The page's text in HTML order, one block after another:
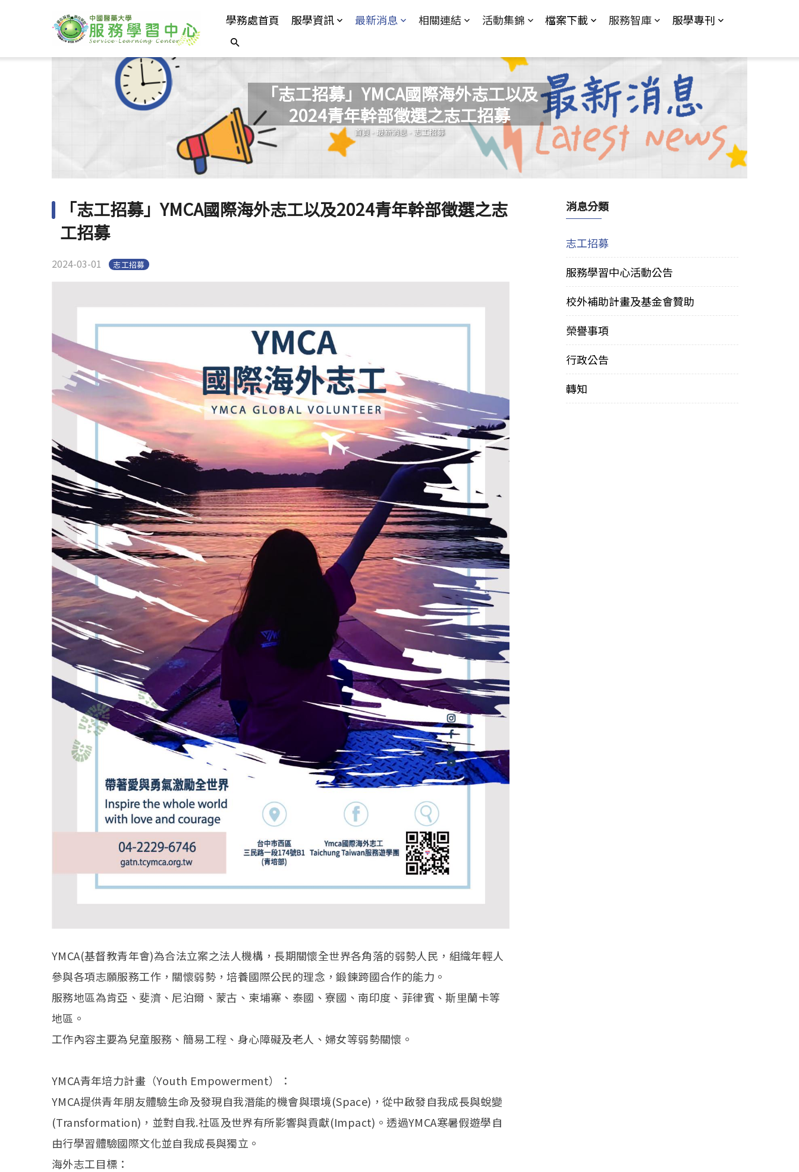
學務處首頁 服學資訊 最新消息 相關連結 活動集錦 檔案下載 服務智庫 服學專刊
「志工招募」YMCA國際海外志工以及
2024青年幹部徵選之志工招募
您在這裡
首頁 - 最新消息 - 志工招募
「志工招募」YMCA國際海外志工以及2024青年幹部徵選之志
工招募
2024-03-01 志工招募
YMCA(基督教青年會)為合法立案之法人機構，長期關懷全世界各角落的弱勢人民，組織年輕人
參與各項志願服務工作，關懷弱勢，培養國際公民的理念，鍛鍊跨國合作的能力。
服務地區為肯亞、斐濟、尼泊爾、蒙古、柬埔寨、泰國、寮國、南印度、菲律賓、斯里蘭卡等
地區。
工作內容主要為兒童服務、簡易工程、身心障礙及老人、婦女等弱勢關懷。
YMCA青年培力計畫（Youth Empowerment）：
YMCA提供青年朋友體驗生命及發現自我潛能的機會與環境(Space)，從中啟發自我成長與蛻變
(Transformation)，並對自我.社區及世界有所影響與貢獻(Impact)。透過YMCA寒暑假遊學自
由行學習體驗國際文化並自我成長與獨立。
海外志工目標：
消息分類
志工招募
服務學習中心活動公告
校外補助計畫及基金會贊助
榮譽事項
行政公告
轉知